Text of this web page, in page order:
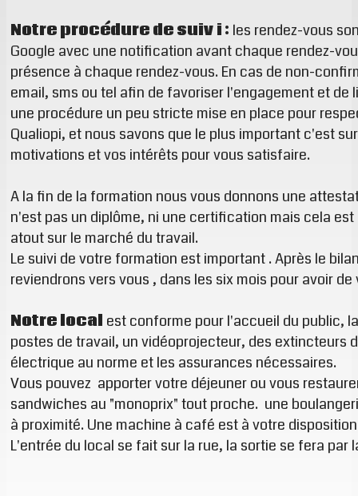
Notre procédure de suivi : les rendez-vous
Google avec une notification avant chaque rendez-
présence à chaque rendez-vous. En cas de non-
email, sms ou tel afin de favoriser l'engagement et de
une procédure un peu stricte mise en place pour
Qualiopi, et nous savons que le plus important c'est
motivations et vos intérêts pour vous satisfaire.
A la fin de la formation nous vous donnons une
n'est pas un diplôme, ni une certification mais cela
atout sur le marché du travail.
Le suivi de votre formation est important . Après le
reviendrons vers vous , dans les six mois pour avoir
Notre local est conforme pour l'accueil du public,
postes de travail, un vidéoprojecteur, des extincteurs
électrique au norme et les assurances nécessaires.
Vous pouvez apporter votre déjeuner ou vous
sandwiches au "monoprix" tout proche. une
à proximité. Une machine à café est à votre
L'entrée du local se fait sur la rue, la sortie se fera par